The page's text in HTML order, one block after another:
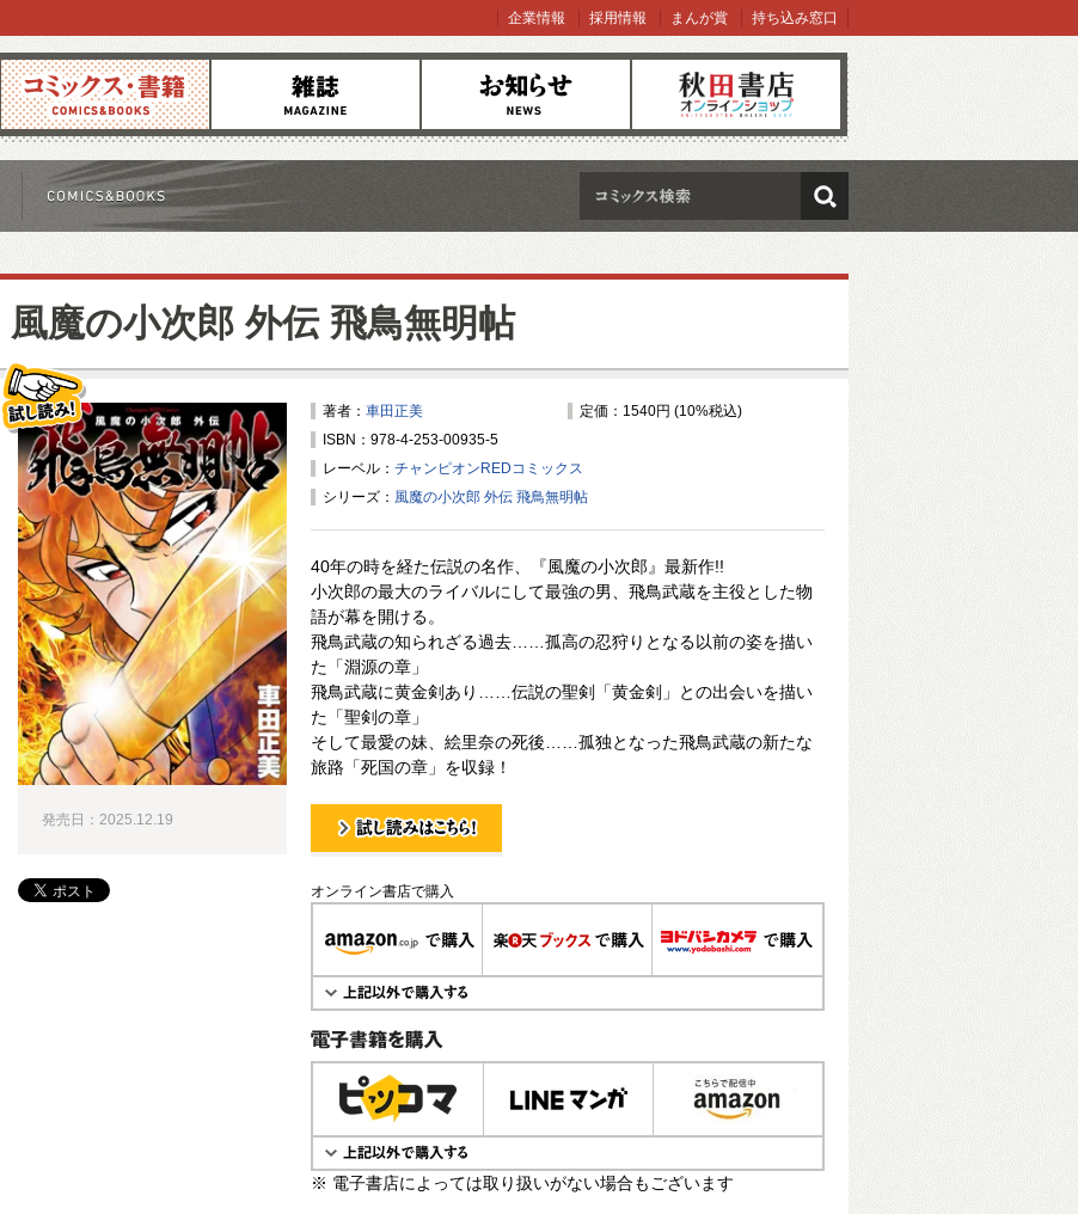
コミックス 雑誌 お知らせ オンラインショップ
企業情報 採用情報 まんが賞 持ち込み窓口
検索
風魔の小次郎 外伝 飛鳥無明帖
著者： 車田正美
定価：1540円 (10%税込)
ISBN：978-4-253-00935-5
レーベル： チャンピオンREDコミックス
シリーズ： 風魔の小次郎 外伝 飛鳥無明帖
40年の時を経た伝説の名作、『風魔の小次郎』最新作!!
小次郎の最大のライバルにして最強の男、飛鳥武蔵を主役とした物
語が幕を開ける。
飛鳥武蔵の知られざる過去……孤高の忍狩りとなる以前の姿を描い
た「淵源の章」
飛鳥武蔵に黄金剣あり……伝説の聖剣「黄金剣」との出会いを描い
た「聖剣の章」
そして最愛の妹、絵里奈の死後……孤独となった飛鳥武蔵の新たな
旅路「死国の章」を収録！
試し読み！
オンライン書店で購入
電子書籍で購入
※ 電子書店によっては取り扱いがない場合もございます
発売日：2025.12.19